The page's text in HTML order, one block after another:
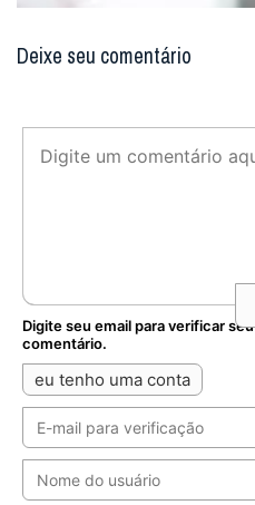
Deixe seu comentário
Digite seu email para verificar seu
comentário.
eu tenho uma conta